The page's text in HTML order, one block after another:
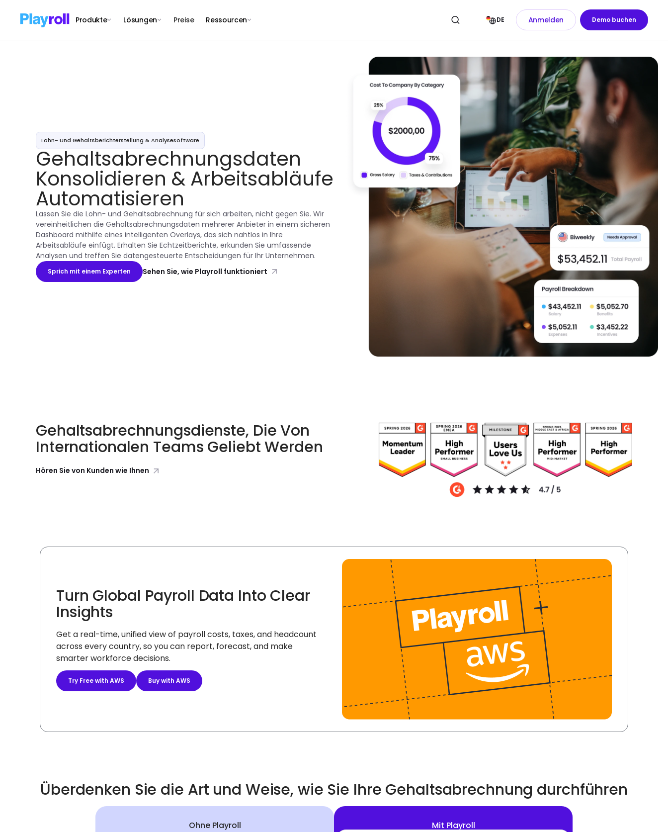
Produkte Lösungen Preise Ressourcen DE Anmelden Demo buchen
Lohn- Und Gehaltsberichterstellung & Analysesoftware
Gehaltsabrechnungsdaten
Konsolidieren & Arbeitsabläufe
Automatisieren
Lassen Sie die Lohn- und Gehaltsabrechnung für sich arbeiten, nicht gegen Sie. Wir
vereinheitlichen die Gehaltsabrechnungsdaten mehrerer Anbieter in einem sicheren
Dashboard mithilfe eines intelligenten Overlays, das sich nahtlos in Ihre
Arbeitsabläufe einfügt. Erhalten Sie Echtzeitberichte, erkunden Sie umfassende
Analysen und treffen Sie datengesteuerte Entscheidungen für Ihr Unternehmen.
Sprich mit einem Experten Sehen Sie, wie Playroll funktioniert
Gehaltsabrechnungsdienste, Die Von
Internationalen Teams Geliebt Werden
Hören Sie von Kunden wie Ihnen
Turn Global Payroll Data Into Clear
Insights
Get a real-time, unified view of payroll costs, taxes, and headcount
across every country, so you can report, forecast, and make
smarter workforce decisions.
Try Free with AWS Buy with AWS
Überdenken Sie die Art und Weise, wie Sie Ihre Gehaltsabrechnung durchführen
Ohne Playroll Mit Playroll